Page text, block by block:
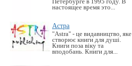
Петербурге в 1995 году. В
настоящее время это...
Астра
"Astra" - це видавництво, яке
створює книги для душі.
Книги поза віку та
вподобань. Книги для...